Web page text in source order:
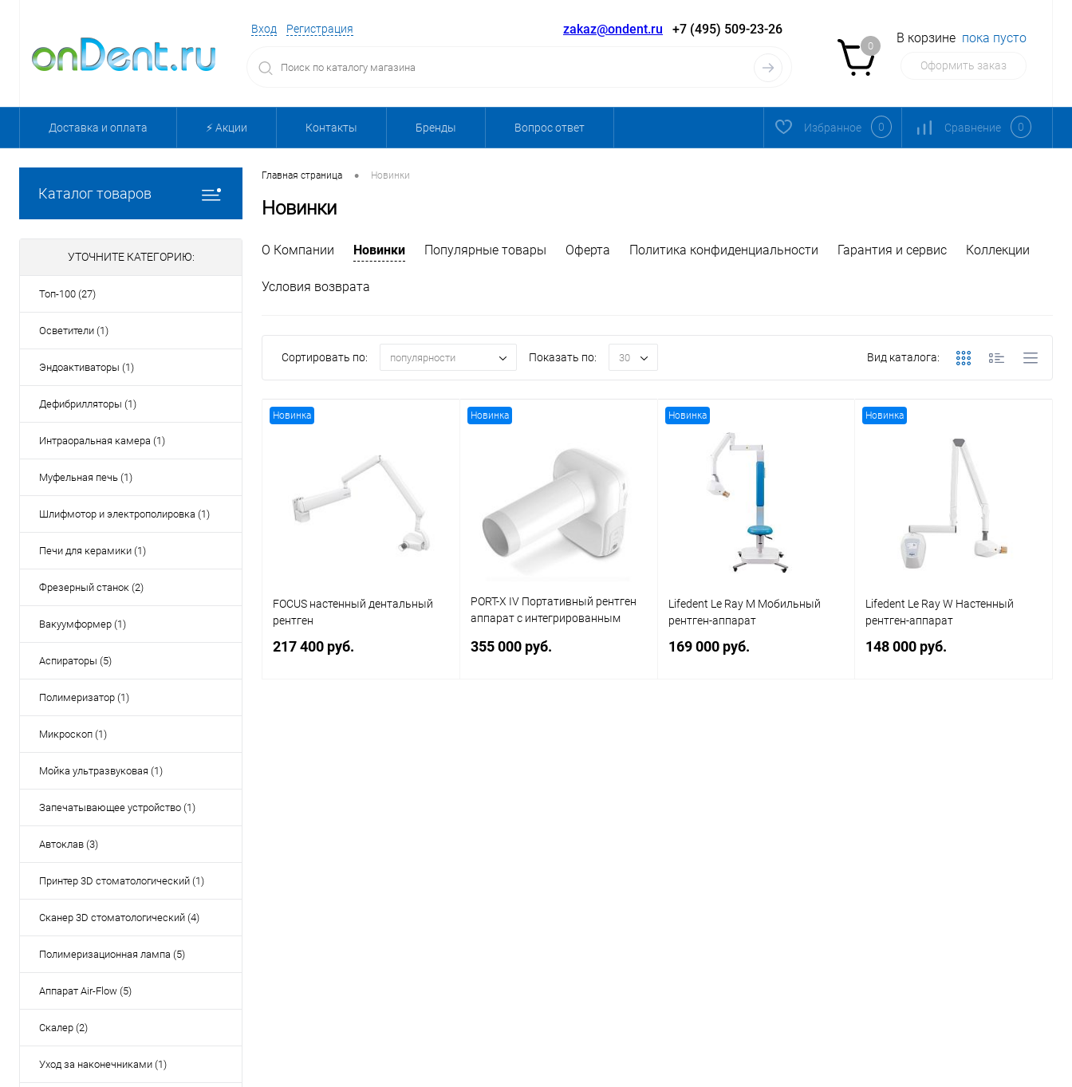
Вход Регистрация zakaz@ondent.ru +7 (495) 509-23-26
0
В корзине пока пусто
Оформить заказ
Доставка и оплата ⚡️ Акции Контакты Бренды Вопрос ответ Избранное 0 Сравнение 0
Каталог товаров
УТОЧНИТЕ КАТЕГОРИЮ:
Топ-100 (27)
Осветители (1)
Эндоактиваторы (1)
Дефибрилляторы (1)
Интраоральная камера (1)
Муфельная печь (1)
Шлифмотор и электрополировка (1)
Печи для керамики (1)
Фрезерный станок (2)
Вакуумформер (1)
Аспираторы (5)
Полимеризатор (1)
Микроскоп (1)
Мойка ультразвуковая (1)
Запечатывающее устройство (1)
Автоклав (3)
Принтер 3D стоматологический (1)
Сканер 3D стоматологический (4)
Полимеризационная лампа (5)
Аппарат Air-Flow (5)
Скалер (2)
Уход за наконечниками (1)
Главная страница • Новинки
Новинки
О Компании Новинки Популярные товары Оферта Политика конфиденциальности Гарантия и сервис Коллекции
Условия возврата
Сортировать по: популярности Показать по: 30 Вид каталога:
Новинка
FOCUS настенный дентальный
рентген
217 400 руб.
Новинка
PORT-X IV Портативный рентген
аппарат с интегрированным
355 000 руб.
Новинка
Lifedent Le Ray M Мобильный
рентген-аппарат
169 000 руб.
Новинка
Lifedent Le Ray W Настенный
рентген-аппарат
148 000 руб.